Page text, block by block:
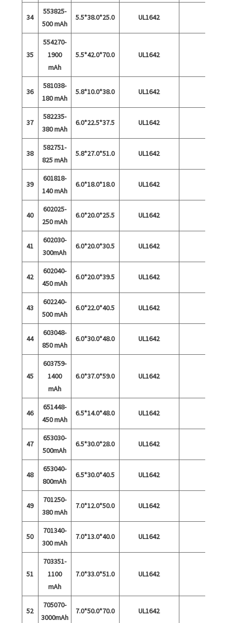
34
553825-
500 mAh
5.5*38.0*25.0 UL1642
35
554270-
1900
mAh
5.5*42.0*70.0 UL1642
36
581038-
180 mAh
5.8*10.0*38.0 UL1642
37
582235-
380 mAh
6.0*22.5*37.5 UL1642
38
582751-
825 mAh
5.8*27.0*51.0 UL1642
39
601818-
140 mAh
6.0*18.0*18.0 UL1642
40
602025-
250 mAh
6.0*20.0*25.5 UL1642
41
602030-
300mAh
6.0*20.0*30.5 UL1642
42
602040-
450 mAh
6.0*20.0*39.5 UL1642
43
602240-
500 mAh
6.0*22.0*40.5 UL1642
44
603048-
850 mAh
6.0*30.0*48.0 UL1642
45
603759-
1400
mAh
6.0*37.0*59.0 UL1642
46
651448-
450 mAh
6.5*14.0*48.0 UL1642
47
653030-
500mAh
6.5*30.0*28.0 UL1642
48
653040-
800mAh
6.5*30.0*40.5 UL1642
49
701250-
380 mAh
7.0*12.0*50.0 UL1642
50
701340-
300 mAh
7.0*13.0*40.0 UL1642
51
703351-
1100
mAh
7.0*33.0*51.0 UL1642
52
705070-
3000mAh
7.0*50.0*70.0 UL1642